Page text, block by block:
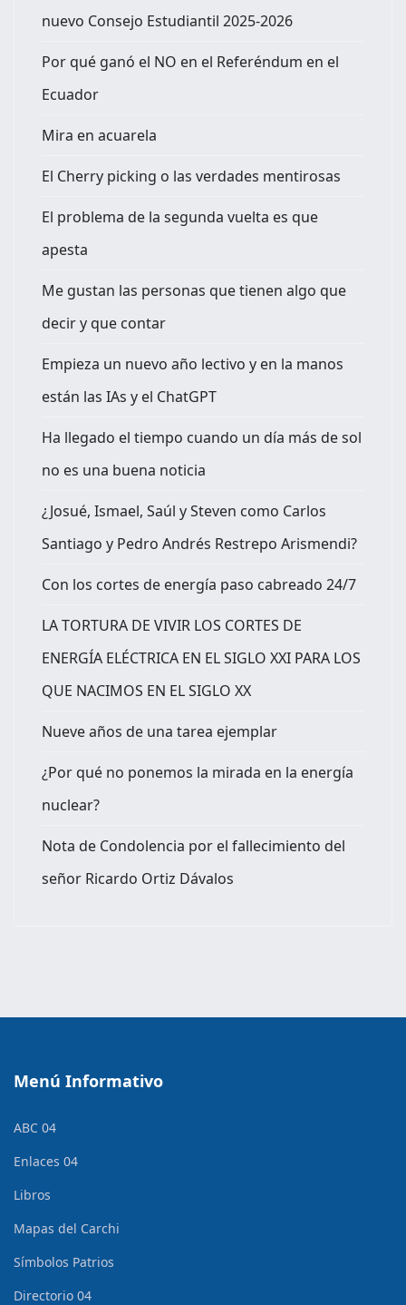
nuevo Consejo Estudiantil 2025-2026
Por qué ganó el NO en el Referéndum en el
Ecuador
Mira en acuarela
El Cherry picking o las verdades mentirosas
El problema de la segunda vuelta es que
apesta
Me gustan las personas que tienen algo que
decir y que contar
Empieza un nuevo año lectivo y en la manos
están las IAs y el ChatGPT
Ha llegado el tiempo cuando un día más de sol
no es una buena noticia
¿Josué, Ismael, Saúl y Steven como Carlos
Santiago y Pedro Andrés Restrepo Arismendi?
Con los cortes de energía paso cabreado 24/7
LA TORTURA DE VIVIR LOS CORTES DE
ENERGÍA ELÉCTRICA EN EL SIGLO XXI PARA LOS
QUE NACIMOS EN EL SIGLO XX
Nueve años de una tarea ejemplar
¿Por qué no ponemos la mirada en la energía
nuclear?
Nota de Condolencia por el fallecimiento del
señor Ricardo Ortiz Dávalos
Menú Informativo
ABC 04
Enlaces 04
Libros
Mapas del Carchi
Símbolos Patrios
Directorio 04